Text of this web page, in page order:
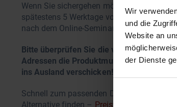
Wir
und die
Website an
der Dienste
Wenn Sie sichergehen möchten, dass Sie
spätestens 5 Werktage vor dem Termin
nach dem Online-Seminar. Eine
Bitte überprüfen Sie die von Ihnen im
Adressen die Produktmuster zustellen
ins Ausland verschicken!
Schnell zum passenden DRACO-Produkt:
Alternative finden – Preisvergleich